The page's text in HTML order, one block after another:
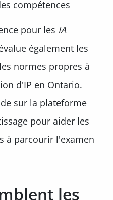
compétences
pour les IA
également les
normes propres à
d'IP en Ontario.
sur la plateforme
pour aider les
à parcourir l'examen
les